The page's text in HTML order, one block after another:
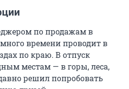
по продажам в
времени проводит в
по краю. В отпуск
местам — в горы, леса,
решил попробовать